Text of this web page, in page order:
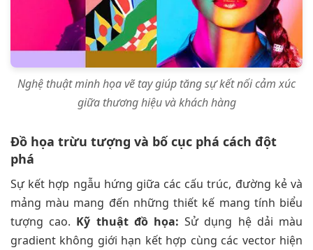
Nghệ thuật minh họa vẽ tay giúp tăng sự kết nối cảm xúc
giữa thương hiệu và khách hàng
Đồ họa trừu tượng và bố cục phá cách đột
phá
Sự kết hợp ngẫu hứng giữa các cấu trúc, đường kẻ và
mảng màu mang đến những thiết kế mang tính biểu
tượng cao. Kỹ thuật đồ họa: Sử dụng hệ dải màu
gradient không giới hạn kết hợp cùng các vector hiện